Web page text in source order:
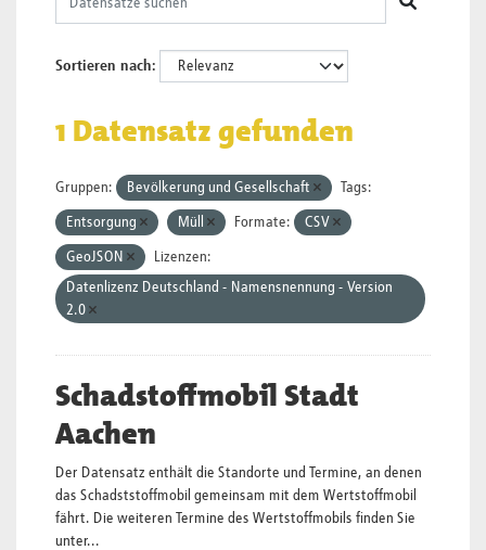
Sortieren nach
1 Datensatz gefunden
Gruppen: Bevölkerung und Gesellschaft Tags:
Entsorgung Müll Formate: CSV
GeoJSON
Lizenzen:
Datenlizenz Deutschland - Namensnennung - Version
2.0
Schadstoffmobil Stadt
Aachen
Der Datensatz enthält die Standorte und Termine, an denen
das Schadststoffmobil gemeinsam mit dem Wertstoffmobil
fährt. Die weiteren Termine des Wertstoffmobils finden Sie
unter...